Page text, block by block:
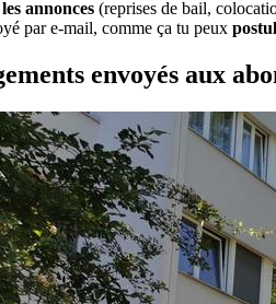
annonces (reprises de bail,
par e-mail, comme ça tu peux
envoyés aux